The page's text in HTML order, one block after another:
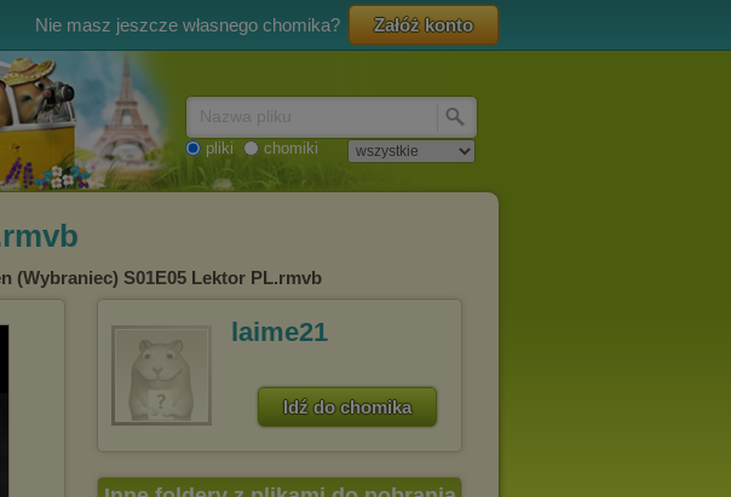
Nie masz jeszcze własnego chomika? Załóż konto
pliki chomiki
(Wybraniec) S01E05 Lektor PL.rmvb
laime21
Idź do chomika